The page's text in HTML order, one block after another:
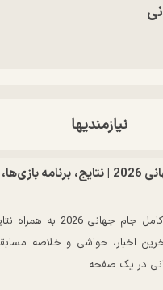
نیازمندیها
جدول جام جهانی 2026 | نتایج، برنامه
مشاهده جدول کامل جام جهانی
آخرین اخبار، حواشی و خلاصه
در یک صفحه.